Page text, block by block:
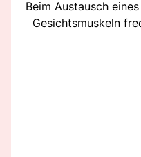
Beim Austausch
Gesichtsmuskeln